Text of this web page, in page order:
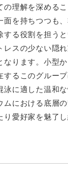
の理解を深める
面を持ちつつも
する役割を担う
レスの少ない隠
なります。小型
するこのグルー
泳に適した温和
ムにおける底層
り愛好家を魅了